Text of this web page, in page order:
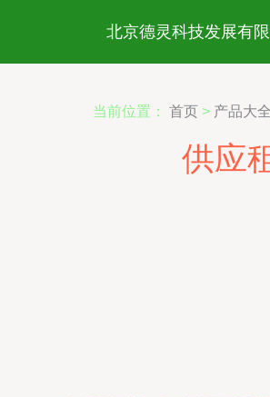
北京德灵科技发展有
当前位置： 首页 > 产品大全
供应